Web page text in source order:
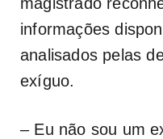
informações
analisados pelas
exíguo.
– Eu não sou um